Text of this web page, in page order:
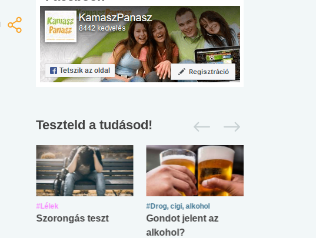
Teszteld a tudásod!
#Lélek
Szorongás teszt
#Drog, cigi, alkohol
Gondot jelent az
alkohol?